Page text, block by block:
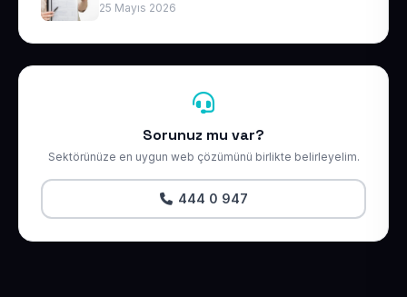
25 Mayıs 2026
Sorunuz mu var?
Sektörünüze en uygun web çözümünü birlikte belirleyelim.
444 0 947